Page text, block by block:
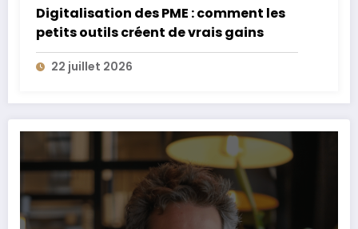
Digitalisation des PME : comment les
petits outils créent de vrais gains
22 juillet 2026